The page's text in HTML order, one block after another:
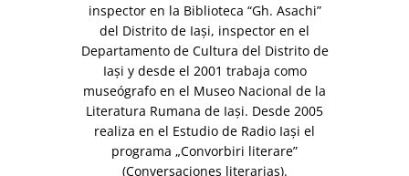
inspector en la Biblioteca “Gh. Asachi”
del Distrito de Iaşi, inspector en el
Departamento de Cultura del Distrito de
Iaşi y desde el 2001 trabaja como
museógrafo en el Museo Nacional de la
Literatura Rumana de Iaşi. Desde 2005
realiza en el Estudio de Radio Iaşi el
programa „Convorbiri literare”
(Conversaciones literarias).